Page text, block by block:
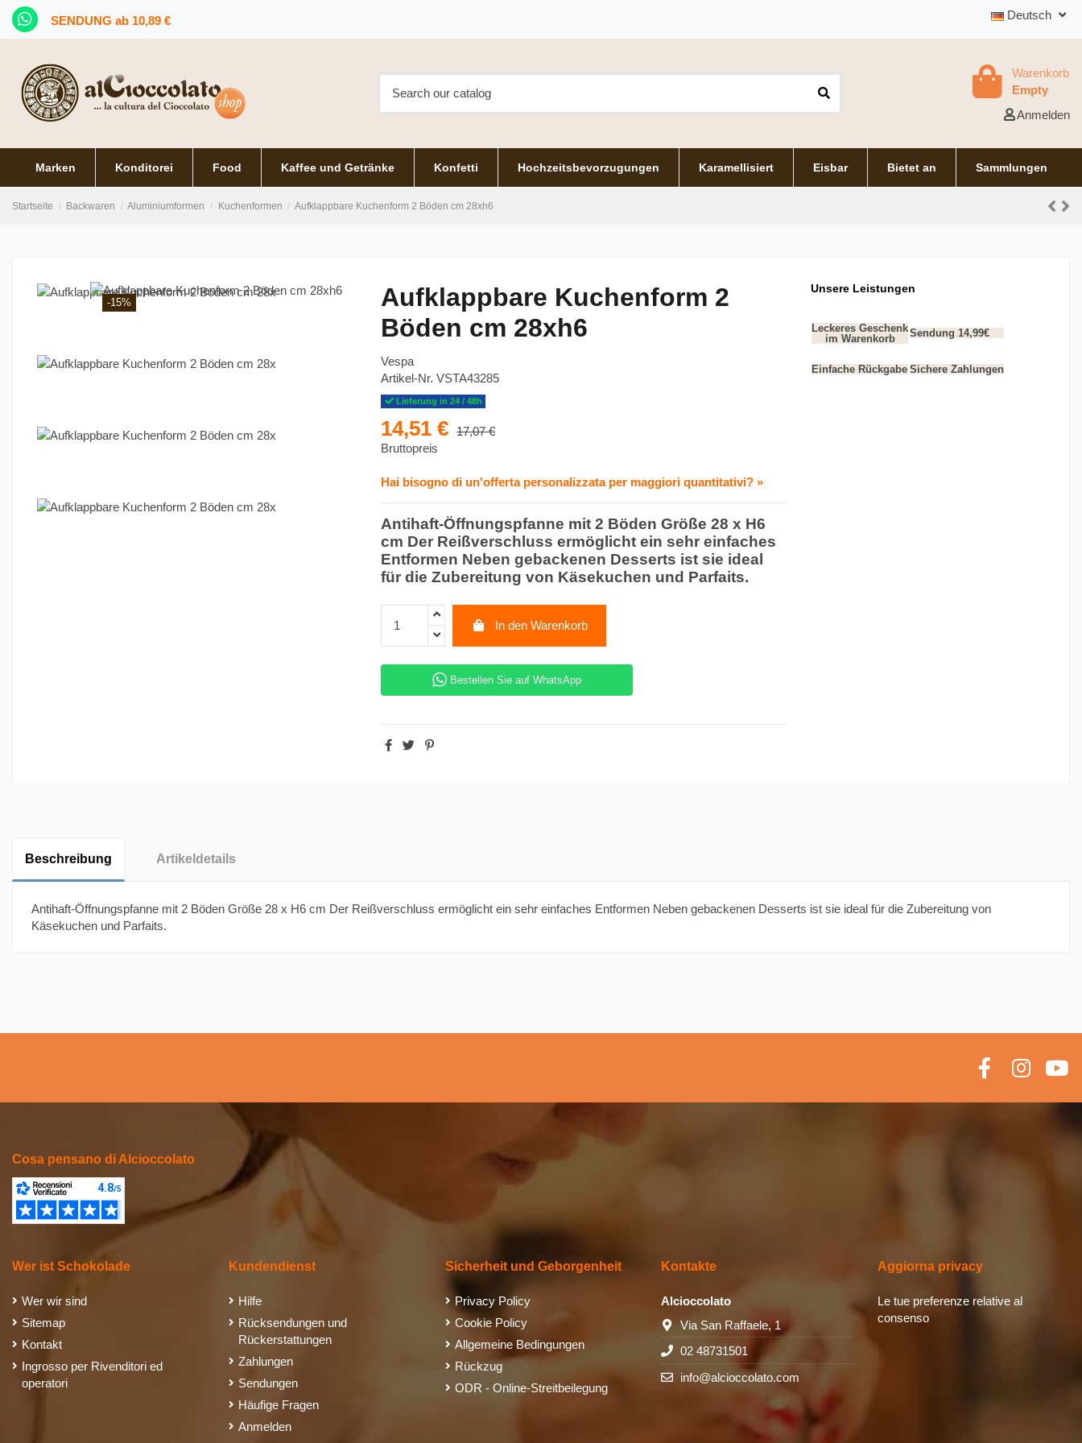
SENDUNG ab 10,89 € Deutsch
Warenkorb
Empty
Anmelden
Marken Konditorei Food Kaffee und Getränke Konfetti Hochzeitsbevorzugungen Karamellisiert Eisbar Bietet an Sammlungen
Startseite Backwaren Aluminiumformen Kuchenformen Aufklappbare Kuchenform 2 Böden cm 28xh6
-15%
Aufklappbare Kuchenform 2
Böden cm 28xh6
Vespa
Artikel-Nr. VSTA43285
Lieferung in 24 / 48h
14,51 €
17,07 €
Bruttopreis
Hai bisogno di un'offerta personalizzata per maggiori quantitativi? »
Antihaft-Öffnungspfanne mit 2 Böden Größe 28 x H6
cm Der Reißverschluss ermöglicht ein sehr einfaches
Entformen Neben gebackenen Desserts ist sie ideal
für die Zubereitung von Käsekuchen und Parfaits.
In den Warenkorb
Bestellen Sie auf WhatsApp
Unsere Leistungen
Leckeres Geschenk
im Warenkorb
Sendung 14,99€
Einfache Rückgabe Sichere Zahlungen
Beschreibung Artikeldetails
Antihaft-Öffnungspfanne mit 2 Böden Größe 28 x H6 cm Der Reißverschluss ermöglicht ein sehr einfaches Entformen Neben gebackenen Desserts ist sie ideal für die Zubereitung von
Käsekuchen und Parfaits.
Cosa pensano di Alcioccolato
Wer ist Schokolade
Wer wir sind
Sitemap
Kontakt
Ingrosso per Rivenditori ed
operatori
Kundendienst
Hilfe
Rücksendungen und
Rückerstattungen
Zahlungen
Sendungen
Häufige Fragen
Anmelden
Sicherheit und Geborgenheit
Privacy Policy
Cookie Policy
Allgemeine Bedingungen
Rückzug
ODR - Online-Streitbeilegung
Kontakte
Alcioccolato
Via San Raffaele, 1
02 48731501
info@alcioccolato.com
Aggiorna privacy
Le tue preferenze relative al
consenso